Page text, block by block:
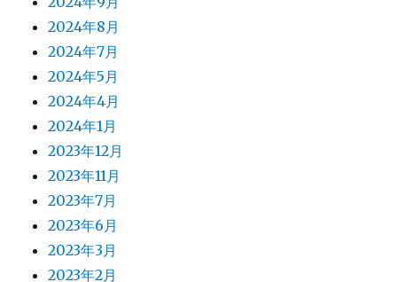
2024年8月
2024年7月
2024年5月
2024年4月
2024年1月
2023年12月
2023年11月
2023年7月
2023年6月
2023年3月
2023年2月